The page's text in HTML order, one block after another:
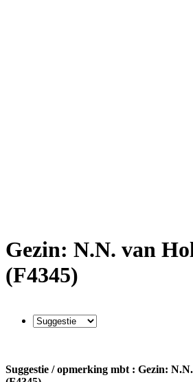
Gezin: N.N. van
(F4345)
Suggestie / opmerking mbt : Gezin: